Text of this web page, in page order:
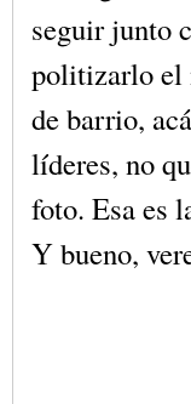
seguir junto
politizarlo el
de barrio,
líderes, no
foto. Esa es
Y bueno,